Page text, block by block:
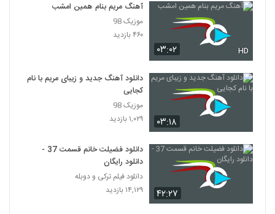
۰۳:۰۲ HD
آهنگ مریم بنام همین امشب
موزیک 98
۴۶۰ بازدید
۰۳:۱۸
دانلود آهنگ جدید و زیبای مریم با نام
کجایی
موزیک 98
۱,۰۲۹ بازدید
۴۲:۲۷
دانلود فضیلت خانم قسمت 37 -
دانلود رایگان
دانلود فیلم ترکی و دوبله
۱۴,۱۲۹ بازدید